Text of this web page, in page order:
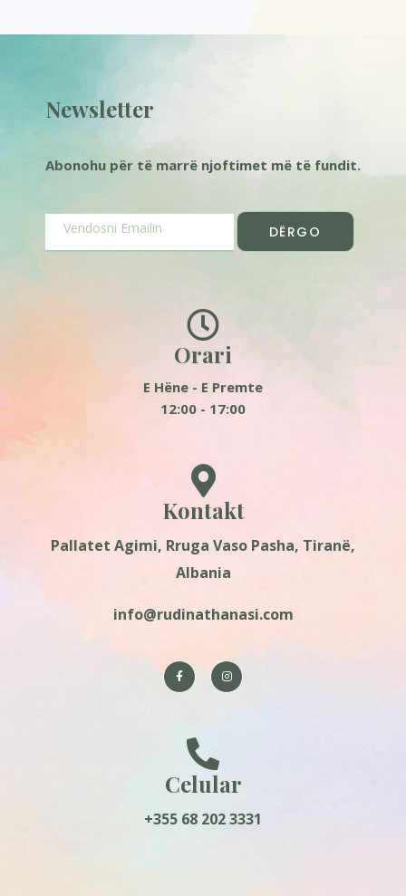
Newsletter
Abonohu për të marrë njoftimet më të fundit.
DËRGO
Orari
E Hëne - E Premte
12:00 - 17:00
Kontakt
Pallatet Agimi, Rruga Vaso Pasha, Tiranë,
Albania
info@rudinathanasi.com
Celular
+355 68 202 3331